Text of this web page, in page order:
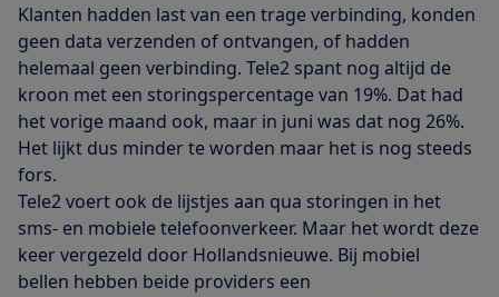
Klanten hadden last van een trage verbinding, konden
geen data verzenden of ontvangen, of hadden
helemaal geen verbinding. Tele2 spant nog altijd de
kroon met een storingspercentage van 19%. Dat had
het vorige maand ook, maar in juni was dat nog 26%.
Het lijkt dus minder te worden maar het is nog steeds
fors.
Tele2 voert ook de lijstjes aan qua storingen in het
sms- en mobiele telefoonverkeer. Maar het wordt deze
keer vergezeld door Hollandsnieuwe. Bij mobiel
bellen hebben beide providers een